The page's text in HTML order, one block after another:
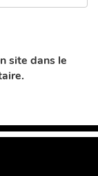
site dans le